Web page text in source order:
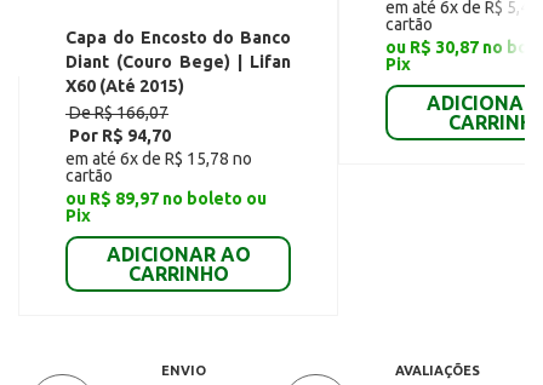
Capa do Encosto do Banco
Diant (Couro Bege) | Lifan
X60 (Até 2015)
De R$ 166,07
Por R$ 94,70
em até 6x de R$ 15,78 no
cartão
ou R$ 89,97 no boleto ou
Pix
ADICIONAR AO
CARRINHO
em até 6x de R$
cartão
ou R$ 30,87 no
Pix
ADICIONAR
ENVIO
AVALIAÇÕES